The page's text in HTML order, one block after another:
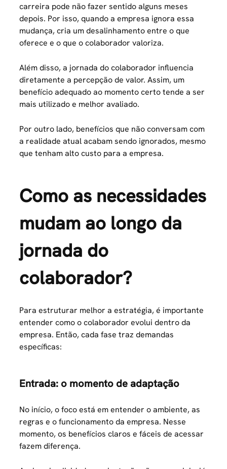
carreira pode não fazer sentido alguns meses
depois. Por isso, quando a empresa ignora essa
mudança, cria um desalinhamento entre o que
oferece e o que o colaborador valoriza.
Além disso, a jornada do colaborador influencia
diretamente a percepção de valor. Assim, um
benefício adequado ao momento certo tende a ser
mais utilizado e melhor avaliado.
Por outro lado, benefícios que não conversam com
a realidade atual acabam sendo ignorados, mesmo
que tenham alto custo para a empresa.
Como as necessidades
mudam ao longo da
jornada do
colaborador?
Para estruturar melhor a estratégia, é importante
entender como o colaborador evolui dentro da
empresa. Então, cada fase traz demandas
específicas:
Entrada: o momento de adaptação
No início, o foco está em entender o ambiente, as
regras e o funcionamento da empresa. Nesse
momento, os benefícios claros e fáceis de acessar
fazem diferença.